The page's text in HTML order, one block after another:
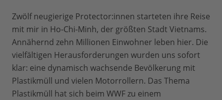
Zwölf neugierige Protector:innen starteten ihre Reise
mit mir in Ho-Chi-Minh, der größten Stadt Vietnams.
Annähernd zehn Millionen Einwohner leben hier. Die
vielfältigen Herausforderungen wurden uns sofort
klar: eine dynamisch wachsende Bevölkerung mit
Plastikmüll und vielen Motorrollern. Das Thema
Plastikmüll hat sich beim WWF zu einem